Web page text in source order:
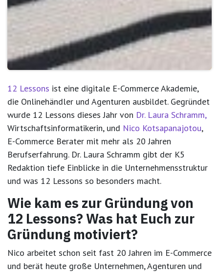
12 Lessons ist eine digitale E-Commerce Akademie,
die Onlinehändler und Agenturen ausbildet. Gegründet
wurde 12 Lessons dieses Jahr von Dr. Laura Schramm,
Wirtschaftsinformatikerin, und Nico Kotsapanajotou,
E-Commerce Berater mit mehr als 20 Jahren
Berufserfahrung. Dr. Laura Schramm gibt der K5
Redaktion tiefe Einblicke in die Unternehmensstruktur
und was 12 Lessons so besonders macht.
Wie kam es zur Gründung von
12 Lessons? Was hat Euch zur
Gründung motiviert?
Nico arbeitet schon seit fast 20 Jahren im E-Commerce
und berät heute große Unternehmen, Agenturen und